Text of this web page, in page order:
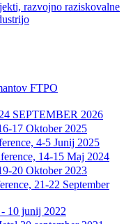
razvojno raziskovalne
FTPO
SEPTEMBER 2026
17 Oktober 2025
4-5 Junij 2025
14-15 Maj 2024
20 Oktober 2023
21-22 September
10 junij 2022